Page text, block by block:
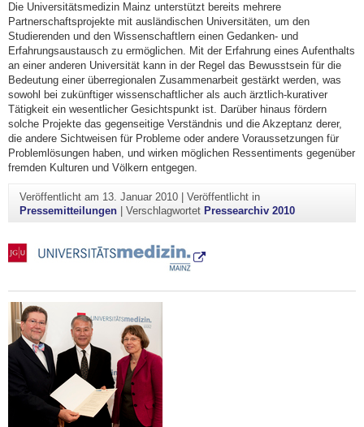
Die Universitätsmedizin Mainz unterstützt bereits mehrere
Partnerschaftsprojekte mit ausländischen Universitäten, um den
Studierenden und den Wissenschaftlern einen Gedanken- und
Erfahrungsaustausch zu ermöglichen. Mit der Erfahrung eines Aufenthalts
an einer anderen Universität kann in der Regel das Bewusstsein für die
Bedeutung einer überregionalen Zusammenarbeit gestärkt werden, was
sowohl bei zukünftiger wissenschaftlicher als auch ärztlich-kurativer
Tätigkeit ein wesentlicher Gesichtspunkt ist. Darüber hinaus fördern
solche Projekte das gegenseitige Verständnis und die Akzeptanz derer,
die andere Sichtweisen für Probleme oder andere Voraussetzungen für
Problemlösungen haben, und wirken möglichen Ressentiments gegenüber
fremden Kulturen und Völkern entgegen.
Veröffentlicht am 13. Januar 2010| Veröffentlicht in
Pressemitteilungen| Verschlagwortet Pressearchiv 2010